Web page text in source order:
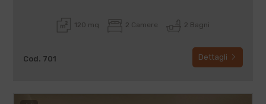
120 mq 2 Camere 2 Bagni
Cod. 701 Dettagli